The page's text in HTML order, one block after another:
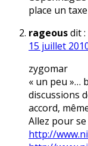
place un
rageousdit :
15 juillet
zygomar
« un peu »…
discussions
accord,
Allez pour
http://